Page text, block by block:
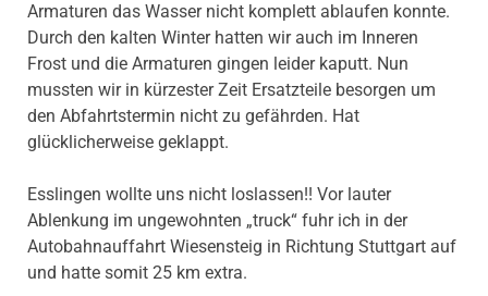
Armaturen das Wasser nicht komplett ablaufen konnte.
Durch den kalten Winter hatten wir auch im Inneren
Frost und die Armaturen gingen leider kaputt. Nun
mussten wir in kürzester Zeit Ersatzteile besorgen um
den Abfahrtstermin nicht zu gefährden. Hat
glücklicherweise geklappt.
Esslingen wollte uns nicht loslassen!! Vor lauter
Ablenkung im ungewohnten „truck“ fuhr ich in der
Autobahnauffahrt Wiesensteig in Richtung Stuttgart auf
und hatte somit 25 km extra.